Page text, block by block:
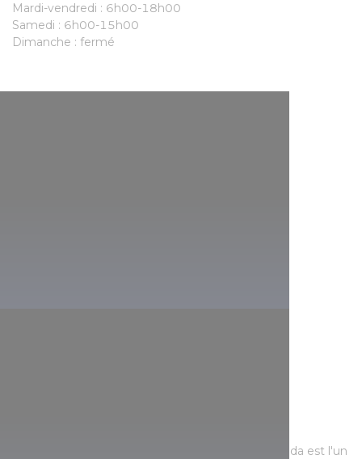
Mardi-vendredi : 6h00-18h00
Samedi : 6h00-15h00
Dimanche : fermé
Cet établissement de longue date du côté de Buda est l'un